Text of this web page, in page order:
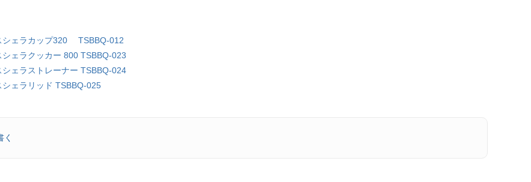
シェラカップ320 TSBBQ-012
ェラクッカー 800 TSBBQ-023
ェラストレーナー TSBBQ-024
ェラリッド TSBBQ-025
く